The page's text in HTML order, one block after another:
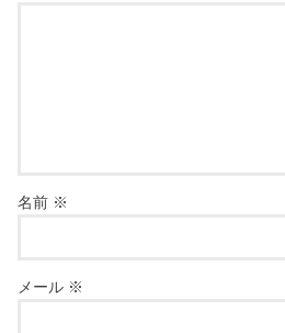
名前 ※
メール ※